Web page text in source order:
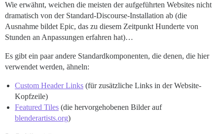
Wie erwähnt, weichen die meisten der aufgeführten Websites nicht
dramatisch von der Standard-Discourse-Installation ab (die
Ausnahme bildet Epic, das zu diesem Zeitpunkt Hunderte von
Stunden an Anpassungen erfahren hat)…
Es gibt ein paar andere Standardkomponenten, die denen, die hier
verwendet werden, ähneln:
Custom Header Links (für zusätzliche Links in der Website-
Kopfzeile)
Featured Tiles (die hervorgehobenen Bilder auf
blenderartists.org)